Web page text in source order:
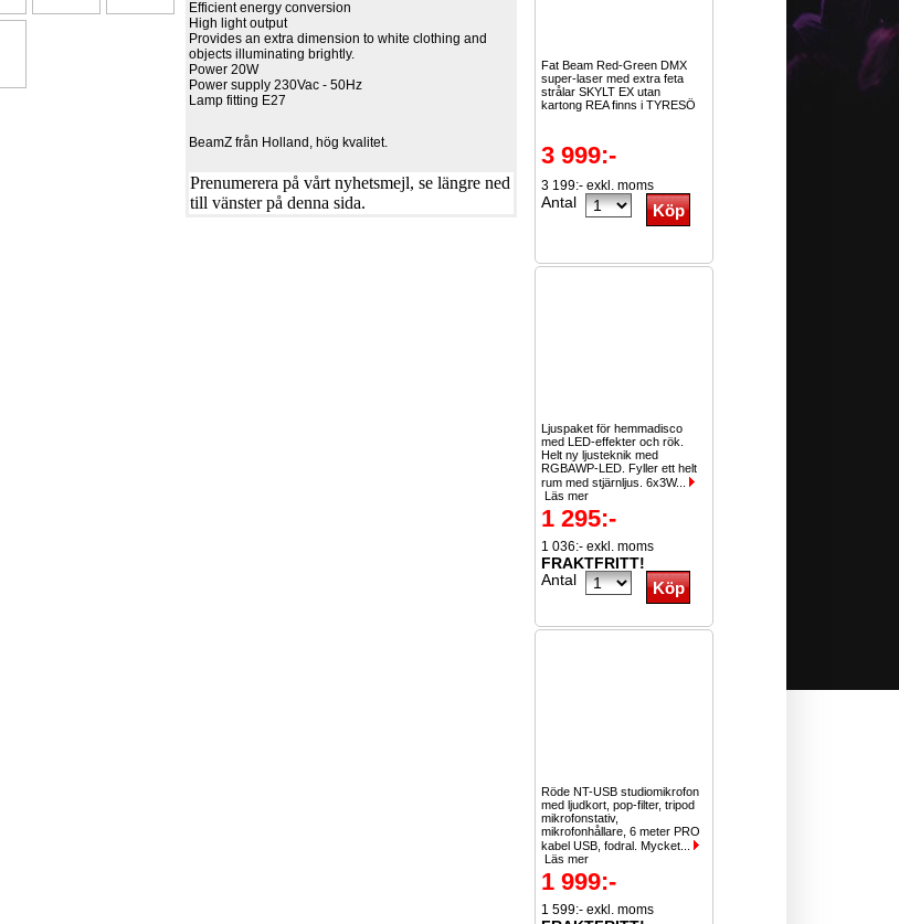
Efficient energy conversion
High light output
Provides an extra dimension to white clothing and
objects illuminating brightly.
Power 20W
Power supply 230Vac - 50Hz
Lamp fitting E27
BeamZ från Holland, hög kvalitet.
Prenumerera på vårt nyhetsmejl, se längre ned
till vänster på denna sida.
Fat Beam Red-Green DMX
super-laser med extra feta
strålar SKYLT EX utan
kartong REA finns i TYRESÖ
3 999:-
3 199:- exkl. moms
Antal
Ljuspaket för hemmadisco
med LED-effekter och rök.
Helt ny ljusteknik med
RGBAWP-LED. Fyller ett helt
rum med stjärnljus. 6x3W...
Läs mer
1 295:-
1 036:- exkl. moms
FRAKTFRITT!
Antal
Röde NT-USB studiomikrofon
med ljudkort, pop-filter, tripod
mikrofonstativ,
mikrofonhållare, 6 meter PRO
kabel USB, fodral. Mycket...
Läs mer
1 999:-
1 599:- exkl. moms